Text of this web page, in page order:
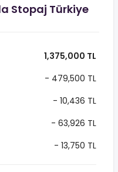
Stopaj Türkiye
1,375,000 TL
- 479,500 TL
- 10,436 TL
- 63,926 TL
- 13,750 TL